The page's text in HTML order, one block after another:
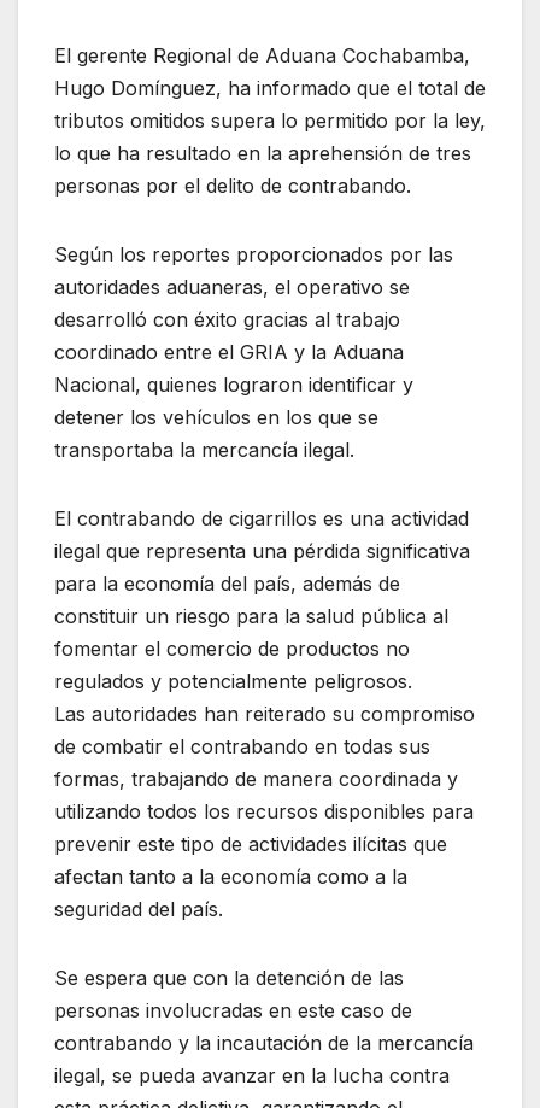
El gerente Regional de Aduana Cochabamba,
Hugo Domínguez, ha informado que el total de
tributos omitidos supera lo permitido por la ley,
lo que ha resultado en la aprehensión de tres
personas por el delito de contrabando.
Según los reportes proporcionados por las
autoridades aduaneras, el operativo se
desarrolló con éxito gracias al trabajo
coordinado entre el GRIA y la Aduana
Nacional, quienes lograron identificar y
detener los vehículos en los que se
transportaba la mercancía ilegal.
El contrabando de cigarrillos es una actividad
ilegal que representa una pérdida significativa
para la economía del país, además de
constituir un riesgo para la salud pública al
fomentar el comercio de productos no
regulados y potencialmente peligrosos.
Las autoridades han reiterado su compromiso
de combatir el contrabando en todas sus
formas, trabajando de manera coordinada y
utilizando todos los recursos disponibles para
prevenir este tipo de actividades ilícitas que
afectan tanto a la economía como a la
seguridad del país.
Se espera que con la detención de las
personas involucradas en este caso de
contrabando y la incautación de la mercancía
ilegal, se pueda avanzar en la lucha contra